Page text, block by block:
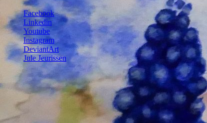
Facebook
Linkedin
Youtube
Instagram
DeviantArt
Jule Jeurissen